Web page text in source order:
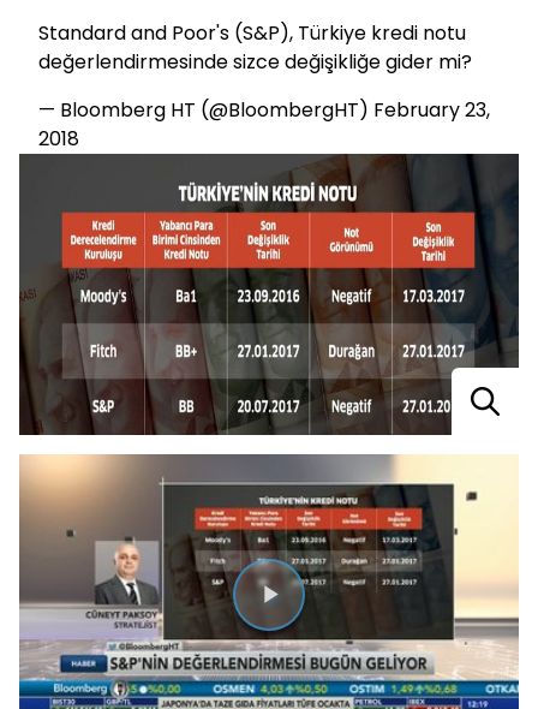
Standard and Poor's (S&P), Türkiye kredi notu
değerlendirmesinde sizce değişikliğe gider mi?
— Bloomberg HT (@BloombergHT) February 23,
2018
Videoyu
Oynat